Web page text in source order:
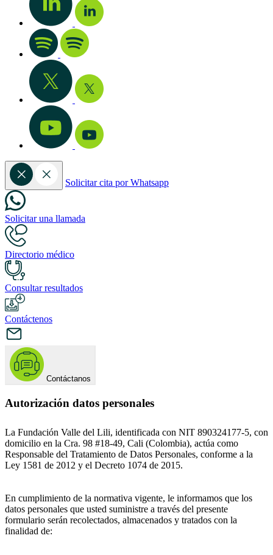
Solicitar cita por Whatsapp
Solicitar una llamada
Directorio médico
Consultar resultados
Contáctenos
Contáctanos
Autorización datos personales
La Fundación Valle del Lili, identificada con NIT 890324177-5, con
domicilio en la Cra. 98 #18-49, Cali (Colombia), actúa como
Responsable del Tratamiento de Datos Personales, conforme a la
Ley 1581 de 2012 y el Decreto 1074 de 2015.
En cumplimiento de la normativa vigente, le informamos que los
datos personales que usted suministre a través del presente
formulario serán recolectados, almacenados y tratados con la
finalidad de: